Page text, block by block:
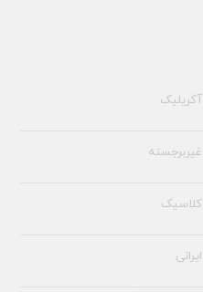
آکریلیک
غیربرجسته
کلاسیک
ایرانی